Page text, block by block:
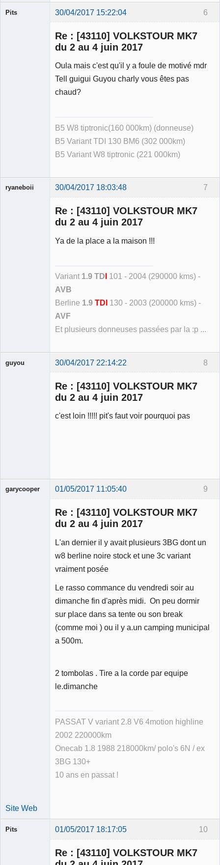
6
Pits 30/04/2017 15:22:04
Re : [43110] VOLKSTOUR MK7
du 2 au 4 juin 2017
Oula mais c'est qu'il y a foule de motivé mdr
Tell guigui Guyou charly vous êtes pas
chaud?
B5 W8 tiptronic(160 000km) (donneuse)
B5 Variant TDI 130 BM6 (302 000km)
B5 Variant W8 tiptronic (221 000km)
7
ryaneboii 30/04/2017 18:03:48
Re : [43110] VOLKSTOUR MK7
du 2 au 4 juin 2017
Ya de la place a la maison !!!
Variant 1.9 TD 101 - 2004 (290000 kms) -
AVB
Berline 1.9 TDI 130 - 2003 (200000 kms) -
AVF
Et plusieurs donneuses passées par la :p ...
8
guyou 30/04/2017 22:14:22
Re : [43110] VOLKSTOUR MK7
du 2 au 4 juin 2017
c'est loin !!!!! pit's faut voir pourquoi pas
9
garycooper 01/05/2017 11:05:40
Re : [43110] VOLKSTOUR MK7
du 2 au 4 juin 2017
L'an dernier il y avait plusieurs 3BG dont un
w8 berline noire stock et une 3c variant
vraiment posée
Le rasso commance du vendredi soir au
dimanche fin d'après midi. On peu dormir
sur place dans sa tente ou son break
(comme moi ) ou il y a.un camping municipal
a 500m.
2 tombolas . Tire a la corde par equipe
le.dimanche
PASSAT V variant 2.8 V6 4motion highline
2002 220000km
Onecab 1.8 1988 218000km/ polo's 6N / ex
3BG 130+
10 ans en passat !
Site Web
10
Pits 01/05/2017 18:17:05
Re : [43110] VOLKSTOUR MK7